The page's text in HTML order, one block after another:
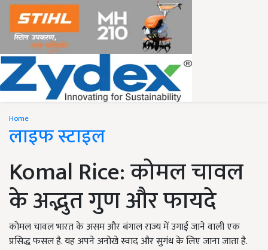
Home
लाइफ स्टाइल
Komal Rice: कोमल चावल
के अद्भुत गुण और फायदे
कोमल चावल भारत के असम और बंगाल राज्य में उगाई जाने वाली एक
प्रसिद्ध फसल है. यह अपने अनोखे स्वाद और सुगंध के लिए जाना जाता है.